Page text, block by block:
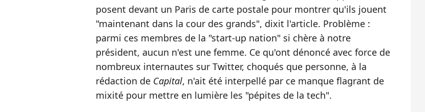
posent devant un Paris de carte postale pour montrer qu'ils jouent
"maintenant dans la cour des grands", dixit l'article. Problème :
parmi ces membres de la "start-up nation" si chère à notre
président, aucun n'est une femme. Ce qu'ont dénoncé avec force de
nombreux internautes sur Twitter, choqués que personne, à la
rédaction de Capital, n'ait été interpellé par ce manque flagrant de
mixité pour mettre en lumière les "pépites de la tech".